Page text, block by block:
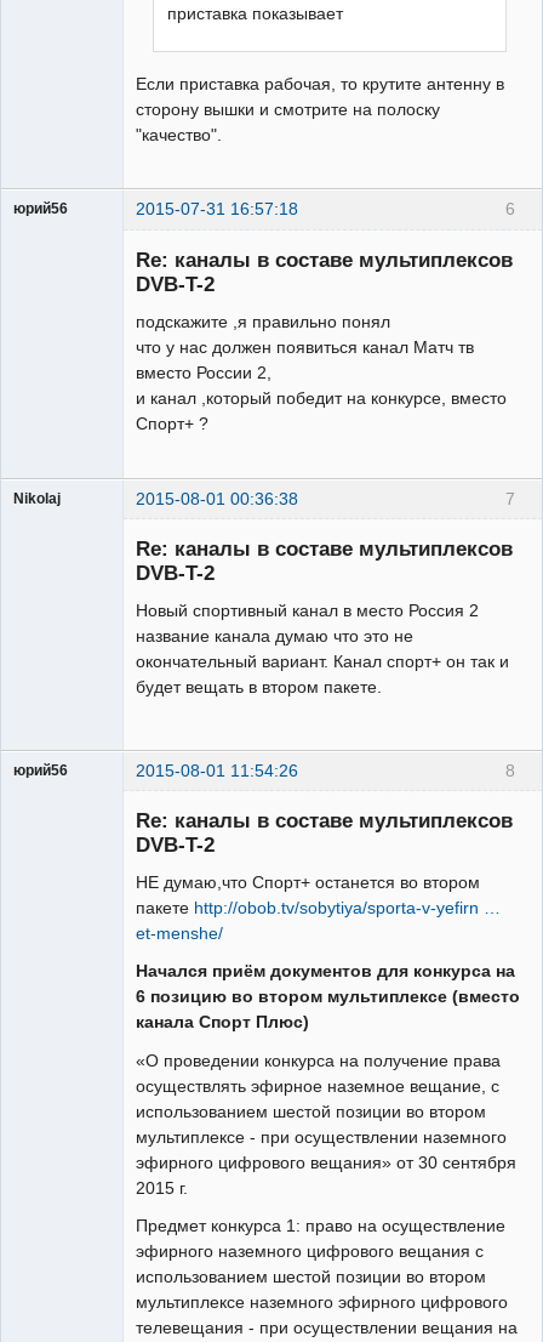
приставка показывает
Если приставка рабочая, то крутите антенну в
сторону вышки и смотрите на полоску
"качество".
6
юрий56 2015-07-31 16:57:18
Re: каналы в составе мультиплексов
DVB-T-2
подскажите ,я правильно понял
что у нас должен появиться канал Матч тв
вместо России 2,
и канал ,который победит на конкурсе, вместо
Спорт+ ?
7
Nikolaj 2015-08-01 00:36:38
Re: каналы в составе мультиплексов
DVB-T-2
Новый спортивный канал в место Россия 2
название канала думаю что это не
окончательный вариант. Канал спорт+ он так и
будет вещать в втором пакете.
8
юрий56 2015-08-01 11:54:26
Re: каналы в составе мультиплексов
DVB-T-2
НЕ думаю,что Спорт+ останется во втором
пакете http://obob.tv/sobytiya/sporta-v-yefirn …
et-menshe/
Начался приём документов для конкурса на
6 позицию во втором мультиплексе (вместо
канала Спорт Плюс)
«О проведении конкурса на получение права
осуществлять эфирное наземное вещание, с
использованием шестой позиции во втором
мультиплексе - при осуществлении наземного
эфирного цифрового вещания» от 30 сентября
2015 г.
Предмет конкурса 1: право на осуществление
эфирного наземного цифрового вещания с
использованием шестой позиции во втором
мультиплексе наземного эфирного цифрового
телевещания - при осуществлении вещания на